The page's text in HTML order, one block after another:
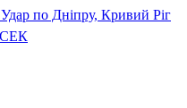
по Дніпру, Кривий Ріг